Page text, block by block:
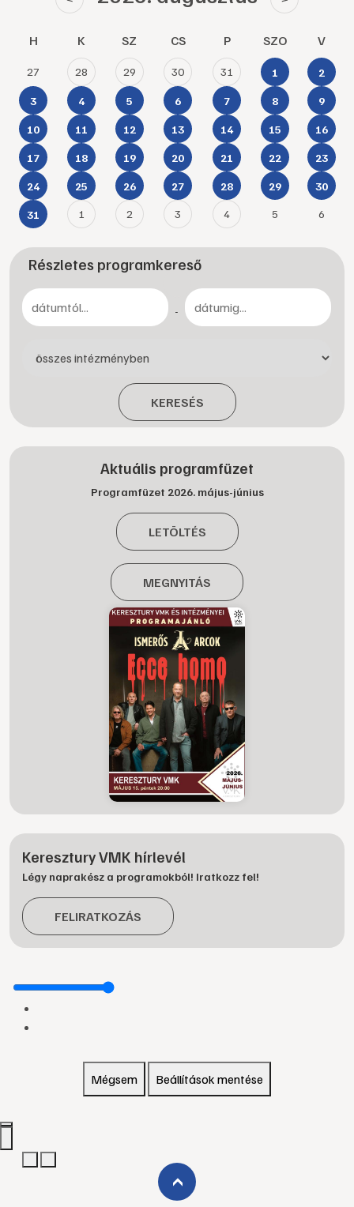
H K SZ CS P SZO V
27 28 29 30 31 1 2
3 4 5 6 7 8 9
10 11 12 13 14 15 16
17 18 19 20 21 22 23
24 25 26 27 28 29 30
31 1 2 3 4 5 6
Részletes programkereső
-
KERESÉS
Aktuális programfüzet
Programfüzet 2026. május-június
LETÖLTÉS
MEGNYITÁS
Keresztury VMK hírlevél
Légy naprakész a programokból! Iratkozz fel!
FELIRATKOZÁS
Mégsem Beállítások mentése
›